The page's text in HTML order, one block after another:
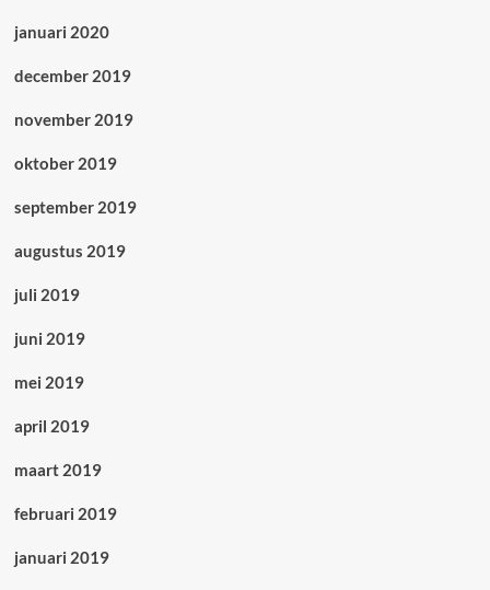
januari 2020
december 2019
november 2019
oktober 2019
september 2019
augustus 2019
juli 2019
juni 2019
mei 2019
april 2019
maart 2019
februari 2019
januari 2019